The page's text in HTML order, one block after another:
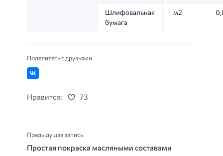
Шлифовальная
бумага
м2
Поделитесь с друзьями
Нравится: 73
Предыдущая запись
Простая покраска масляными составами